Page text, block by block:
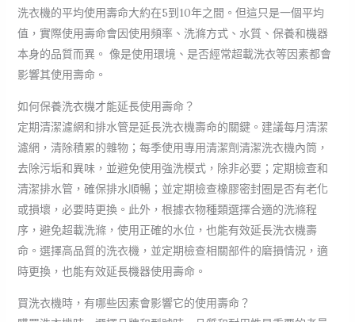
洗衣機的平均使用壽命大約在5到10年之間。但這只是一個平均
值，實際使用壽命會因使用頻率、洗滌方式、水質、保養和機器
本身的品質而異。 像是使用環境、是否經常超載洗衣等因素都會
影響其使用壽命。
如何保養洗衣機才能延長使用壽命？
定期清潔濾網和排水管是延長洗衣機壽命的關鍵。建議每月清潔
濾網，清除積累的雜物；每季使用專用清潔劑清潔洗衣機內筒，
去除污垢和異味，並避免使用強洗模式，除非必要；定期檢查和
清潔排水管，確保排水順暢；並定期檢查橡膠密封圈是否有老化
或損壞，必要時更換。此外，根據衣物種類選擇合適的洗滌程
序，避免超載洗滌，使用正確的水位，也能有效延長洗衣機壽
命。選擇高品質的洗衣機，並定期檢查相關部件的磨損情況，適
時更換，也能有效延長機器使用壽命。
買洗衣機時，有哪些因素會影響它的使用壽命？